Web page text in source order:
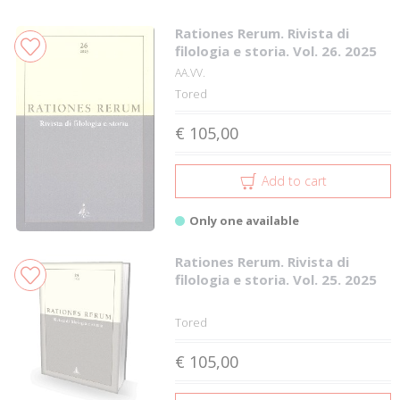
Rationes Rerum. Rivista di
filologia e storia. Vol. 26. 2025
AA.VV.
Tored
€ 105,00
Add to cart
Only one available
Rationes Rerum. Rivista di
filologia e storia. Vol. 25. 2025
Tored
€ 105,00